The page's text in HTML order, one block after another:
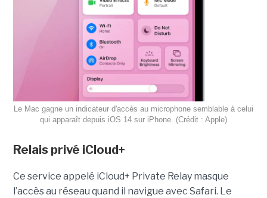
Le Mac gagne un indicateur d'accès au microphone semblable à celui
qui apparaît depuis iOS 14 sur iPhone. (Crédit : Apple)
Relais privé iCloud+
Ce service appelé iCloud+ Private Relay masque
l’accès au réseau quand il navigue avec Safari. Le